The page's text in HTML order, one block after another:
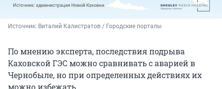
Источник: Виталий Калистратов / Городские порталы
По мнению эксперта, последствия подрыва
Каховской ГЭС можно сравнивать с аварией в
Чернобыле, но при определенных действиях их
можно избежать.